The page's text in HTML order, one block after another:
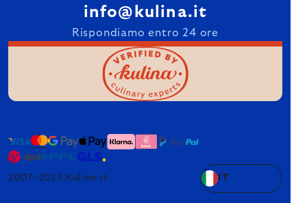
info@kulina.it
Rispondiamo entro 24 ore
2007–2025 Kulina.it IT